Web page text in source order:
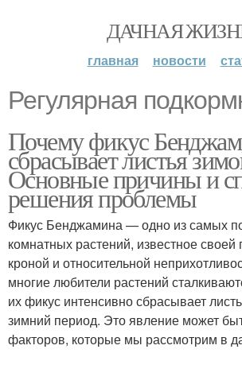
ДАЧНАЯ
главная новости
Регулярная
Почему фикус
сбрасывает листья
Основные причины и
решения проблемы
Фикус Бенджамина — одно из самых
комнатных растений, известное своей
кроной и относительной
многие любители растений
их фикус интенсивно сбрасывает
зимний период. Это явление может
факторов, которые мы рассмотрим в